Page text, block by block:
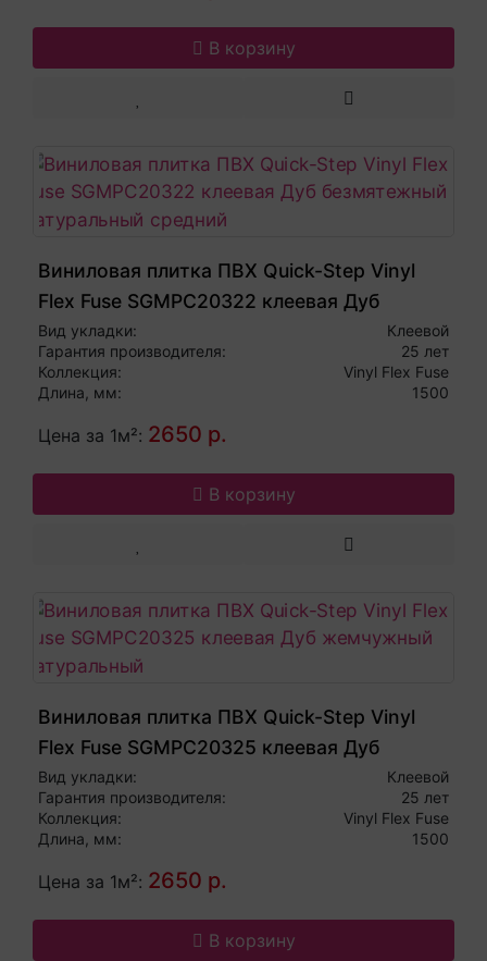
В корзину
Виниловая плитка ПВХ Quick-Step Vinyl
Flex Fuse SGMPC20322 клеевая Дуб
безмятежный натуральный средний
Вид укладки:
Клеевой
Гарантия производителя:
25 лет
Коллекция:
Vinyl Flex Fuse
Длина, мм:
1500
Цена за 1м²: 2650 р.
В корзину
Виниловая плитка ПВХ Quick-Step Vinyl
Flex Fuse SGMPC20325 клеевая Дуб
жемчужный натуральный
Вид укладки:
Клеевой
Гарантия производителя:
25 лет
Коллекция:
Vinyl Flex Fuse
Длина, мм:
1500
Цена за 1м²: 2650 р.
В корзину